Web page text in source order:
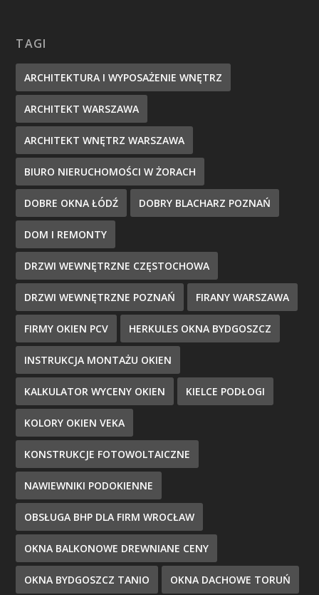
TAGI
ARCHITEKTURA I WYPOSAŻENIE WNĘTRZ
ARCHITEKT WARSZAWA
ARCHITEKT WNĘTRZ WARSZAWA
BIURO NIERUCHOMOŚCI W ŻORACH
DOBRE OKNA ŁÓDŹ DOBRY BLACHARZ POZNAŃ
DOM I REMONTY
DRZWI WEWNĘTRZNE CZĘSTOCHOWA
DRZWI WEWNĘTRZNE POZNAŃ FIRANY WARSZAWA
FIRMY OKIEN PCV HERKULES OKNA BYDGOSZCZ
INSTRUKCJA MONTAŻU OKIEN
KALKULATOR WYCENY OKIEN KIELCE PODŁOGI
KOLORY OKIEN VEKA
KONSTRUKCJE FOTOWOLTAICZNE
NAWIEWNIKI PODOKIENNE
OBSŁUGA BHP DLA FIRM WROCŁAW
OKNA BALKONOWE DREWNIANE CENY
OKNA BYDGOSZCZ TANIO OKNA DACHOWE TORUŃ